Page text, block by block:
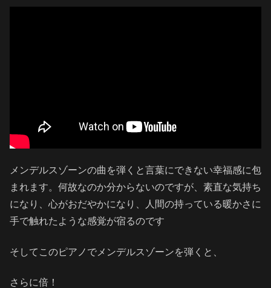
メンデルスゾーンの曲を弾くと言葉にできない幸福感に包
まれます。何故なのか分からないのですが、素直な気持ち
になり、心がおだやかになり、人間の持っている暖かさに
手で触れたような感覚が宿るのです
そしてこのピアノでメンデルスゾーンを弾くと、
さらに倍！